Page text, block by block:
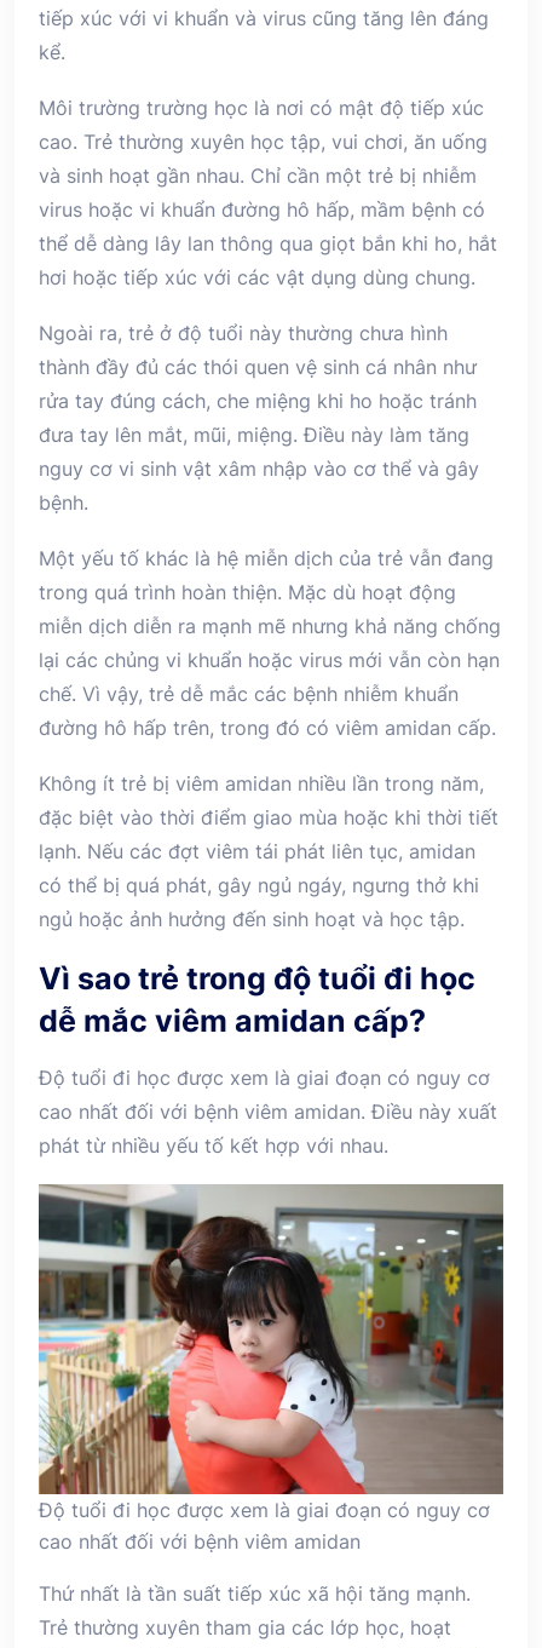
tiếp xúc với vi khuẩn và virus cũng tăng lên đáng
kể.
Môi trường trường học là nơi có mật độ tiếp xúc
cao. Trẻ thường xuyên học tập, vui chơi, ăn uống
và sinh hoạt gần nhau. Chỉ cần một trẻ bị nhiễm
virus hoặc vi khuẩn đường hô hấp, mầm bệnh có
thể dễ dàng lây lan thông qua giọt bắn khi ho, hắt
hơi hoặc tiếp xúc với các vật dụng dùng chung.
Ngoài ra, trẻ ở độ tuổi này thường chưa hình
thành đầy đủ các thói quen vệ sinh cá nhân như
rửa tay đúng cách, che miệng khi ho hoặc tránh
đưa tay lên mắt, mũi, miệng. Điều này làm tăng
nguy cơ vi sinh vật xâm nhập vào cơ thể và gây
bệnh.
Một yếu tố khác là hệ miễn dịch của trẻ vẫn đang
trong quá trình hoàn thiện. Mặc dù hoạt động
miễn dịch diễn ra mạnh mẽ nhưng khả năng chống
lại các chủng vi khuẩn hoặc virus mới vẫn còn hạn
chế. Vì vậy, trẻ dễ mắc các bệnh nhiễm khuẩn
đường hô hấp trên, trong đó có viêm amidan cấp.
Không ít trẻ bị viêm amidan nhiều lần trong năm,
đặc biệt vào thời điểm giao mùa hoặc khi thời tiết
lạnh. Nếu các đợt viêm tái phát liên tục, amidan
có thể bị quá phát, gây ngủ ngáy, ngưng thở khi
ngủ hoặc ảnh hưởng đến sinh hoạt và học tập.
Vì sao trẻ trong độ tuổi đi học
dễ mắc viêm amidan cấp?
Độ tuổi đi học được xem là giai đoạn có nguy cơ
cao nhất đối với bệnh viêm amidan. Điều này xuất
phát từ nhiều yếu tố kết hợp với nhau.
Độ tuổi đi học được xem là giai đoạn có nguy cơ
cao nhất đối với bệnh viêm amidan
Thứ nhất là tần suất tiếp xúc xã hội tăng mạnh.
Trẻ thường xuyên tham gia các lớp học, hoạt